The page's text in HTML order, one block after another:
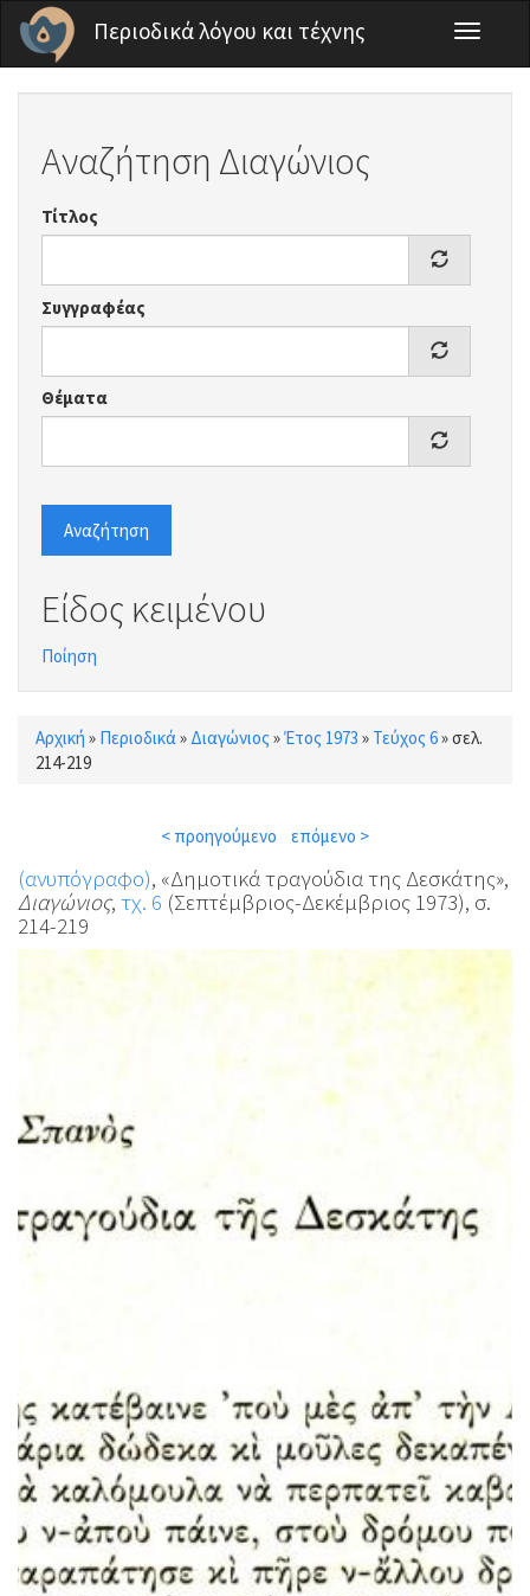
Παράκαμψη προς το κυρίως περιεχόμενο
Περιοδικά λόγου και τέχνης
Toggle
Αναζήτηση Διαγώνιος
Τίτλος
Συγγραφέας
Θέματα
Αναζήτηση
Είδος κειμένου
Ποίηση
Είστε εδώ
Αρχική » Περιοδικά » Διαγώνιος »Έτος 1973 » Τεύχος 6»σελ.
214-219
< προηγούμενο επόμενο >
(ανυπόγραφο), «Δημοτικά τραγούδια της Δεσκάτης»,
Διαγώνιος, τχ. 6 (Σεπτέμβριος-Δεκέμβριος 1973), σ.
214-219